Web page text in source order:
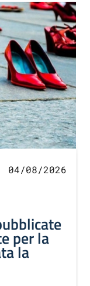
04/08/2026
per la
la